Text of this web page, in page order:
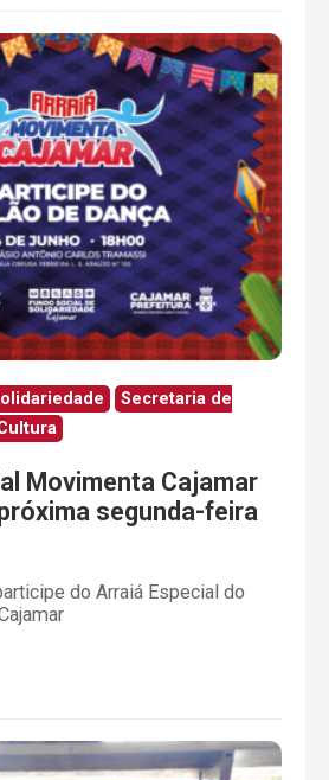
Secretaria de
Movimenta Cajamar
segunda-feira
do Arraiá Especial do